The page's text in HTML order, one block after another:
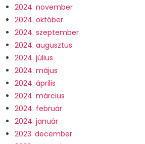
2024. november
2024. október
2024. szeptember
2024. augusztus
2024. július
2024. május
2024. április
2024. március
2024. február
2024. január
2023. december